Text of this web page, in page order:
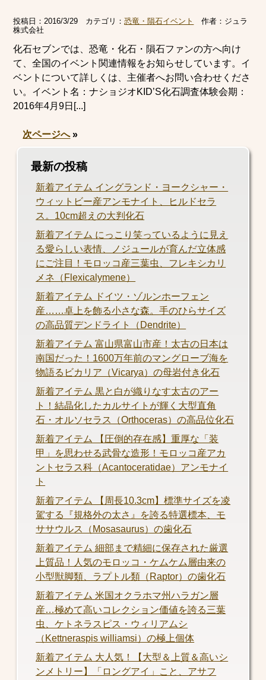
投稿日：2016/3/29 カテゴリ：恐竜・隕石イベント 作者： ジュラ
株式会社
化石セブンでは、恐竜・化石・隕石ファンの方へ向け
て、全国のイベント関連情報をお知らせしています。イ
ベントについて詳しくは、主催者へお問い合わせくださ
い。イベント名：ナショジオKID’S化石調査体験会期：
2016年4月9日[...]
次ページへ»
最新の投稿
新着アイテム イングランド・ヨークシャー・
ウィットビー産アンモナイト、ヒルドセラ
ス。10cm超えの大判化石
新着アイテム にっこり笑っているように見え
る愛らしい表情、ノジュールが育んだ立体感
にご注目！モロッコ産三葉虫、フレキシカリ
メネ（Flexicalymene）
新着アイテム ドイツ・ゾルンホーフェン
産……卓上を飾る小さな森。手のひらサイズ
の高品質デンドライト（Dendrite）
新着アイテム 富山県富山市産！太古の日本は
南国だった！1600万年前のマングローブ海を
物語るビカリア（Vicarya）の母岩付き化石
新着アイテム 黒と白が織りなす太古のアー
ト！結晶化したカルサイトが輝く大型直角
石・オルソセラス（Orthoceras）の高品位化石
新着アイテム 【圧倒的存在感】重厚な「装
甲」を思わせる武骨な造形！モロッコ産アカ
ントセラス科（Acantoceratidae）アンモナイ
ト
新着アイテム 【周長10.3cm】標準サイズを凌
駕する『規格外の太さ』を誇る特選標本、モ
ササウルス（Mosasaurus）の歯化石
新着アイテム 細部まで精細に保存された厳選
上質品！人気のモロッコ・ケムケム層由来の
小型獣脚類、ラプトル類（Raptor）の歯化石
新着アイテム 米国オクラホマ州ハラガン層
産…極めて高いコレクション価値を誇る三葉
虫、ケトネラスピス・ウィリアムシ
（Kettneraspis williamsi）の極上個体
新着アイテム 大人気！【大型＆上質＆高いシ
ンメトリー】「ロングアイ」こと、アサフ